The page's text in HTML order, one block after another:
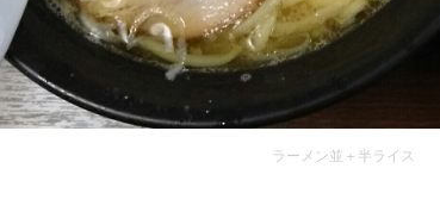
ラーメン並＋半ライス